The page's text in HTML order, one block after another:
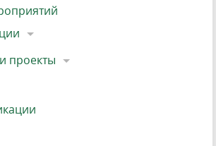
проекты